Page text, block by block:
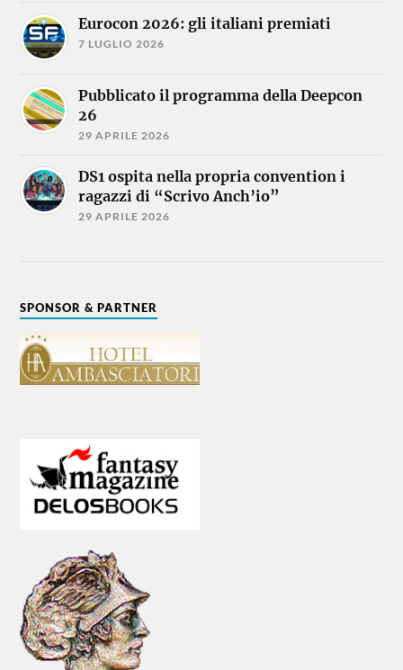
Eurocon 2026: gli italiani premiati
7 LUGLIO 2026
Pubblicato il programma della Deepcon
26
29 APRILE 2026
DS1 ospita nella propria convention i
ragazzi di “Scrivo Anch’io”
29 APRILE 2026
SPONSOR & PARTNER